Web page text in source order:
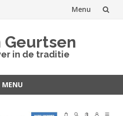
Menu
Geurtsen
in de traditie
MENU